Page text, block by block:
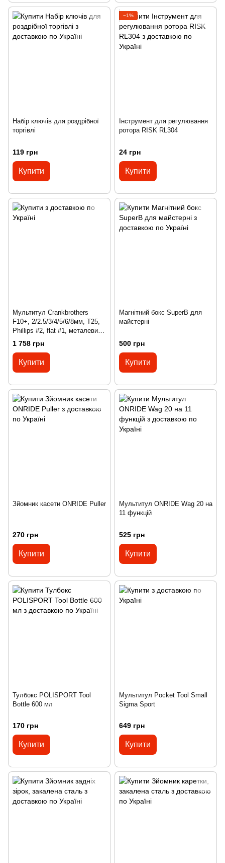
Набір ключів для роздрібної
торгівлі
119 грн
Купити
−1%
Інструмент для регулювання
ротора RISK RL304
24 грн
Купити
Мультитул Crankbrothers
F10+, 2/2.5/3/4/5/6/8мм, T25,
Phillips #2, flat #1, металевий
кейс з відкривачкою, чорний
1 758 грн
Купити
Магнітний бокс SuperB для
майстерні
500 грн
Купити
Зйомник касети ONRIDE Puller
270 грн
Купити
Мультитул ONRIDE Wag 20 на
11 функцій
525 грн
Купити
Тулбокс POLISPORT Tool
Bottle 600 мл
170 грн
Купити
Мультитул Pocket Tool Small
Sigma Sport
649 грн
Купити